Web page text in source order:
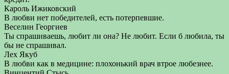
Кароль Ижиковский
В любви нет победителей, есть потерпевшие.
Веселин Георгиев
Ты спрашиваешь, любит ли она? Не любит. Если б любила, ты
бы не спрашивал.
Лех Якуб
В любви как в медицине: плохонький врач втрое любезнее.